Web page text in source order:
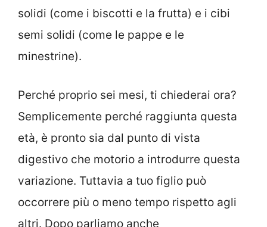
solidi (come i biscotti e la frutta) e i cibi
semi solidi (come le pappe e le
minestrine).
Perché proprio sei mesi, ti chiederai ora?
Semplicemente perché raggiunta questa
età, è pronto sia dal punto di vista
digestivo che motorio a introdurre questa
variazione. Tuttavia a tuo figlio può
occorrere più o meno tempo rispetto agli
altri. Dopo parliamo anche